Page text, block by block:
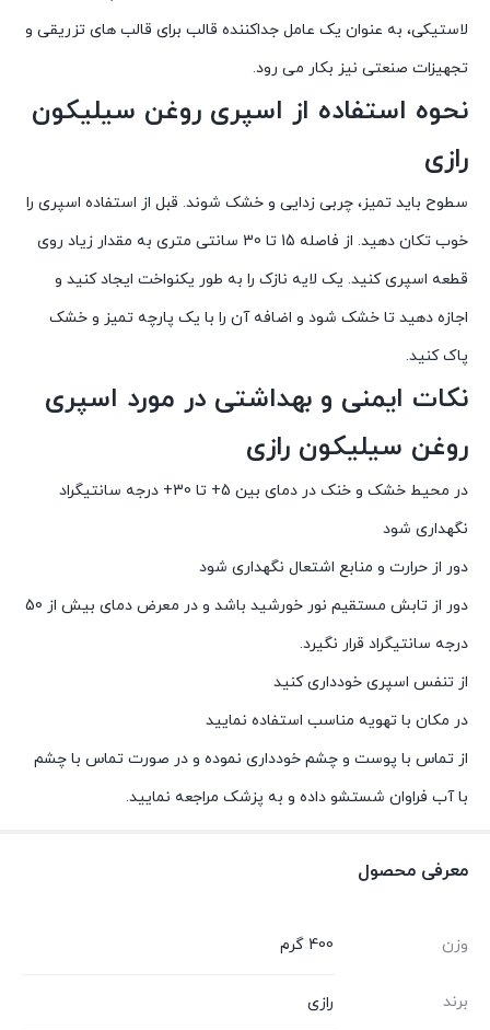
لاستیکی، به عنوان یک عامل جداکننده قالب برای قالب های تزریقی و
تجهیزات صنعتی نیز بکار می رود.
نحوه استفاده از اسپری روغن سیلیکون
رازی
سطوح باید تمیز، چربی زدایی و خشک شوند. قبل از استفاده اسپری را
خوب تکان دهید. از فاصله 15 تا 30 سانتی متری به مقدار زیاد روی
قطعه اسپری کنید. یک لایه نازک را به طور یکنواخت ایجاد کنید و
اجازه دهید تا خشک شود و اضافه آن را با یک پارچه تمیز و خشک
پاک کنید.
نکات ایمنی و بهداشتی در مورد اسپری
روغن سیلیکون رازی
در محیط خشک و خنک در دمای بین 5+ تا 30+ درجه سانتیگراد
نگهداری شود
دور از حرارت و منابع اشتعال نگهداری شود
دور از تابش مستقیم نور خورشید باشد و در معرض دمای بیش از 50
درجه سانتیگراد قرار نگیرد.
از تنفس اسپری خودداری کنید
در مکان با تهویه مناسب استفاده نمایید
از تماس با پوست و چشم خودداری نموده و در صورت تماس با چشم
با آب فراوان شستشو داده و به پزشک مراجعه نمایید.
معرفی محصول
وزن 400 گرم
برند رازی